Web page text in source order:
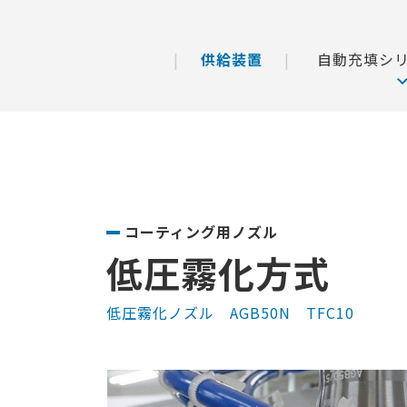
供給装置 自動充填シ
コーティング用ノズル
低圧霧化方式
低圧霧化ノズル AGB50N TFC10